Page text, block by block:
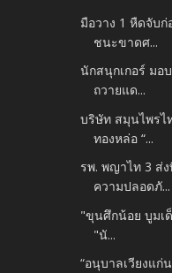
มือวาง 1 หืดจับ
ชนะขาดศ...
นักสนุกเกอร์ มอ
ถวายแด...
บริษัท สมุนไพรไ
ทองหล่อ “...
รพ. พญาไท 3 ส่
ความปลอดภั...
"ขุนศึกน้อย บูมเ
"นั...
“อนุบาลเวียงแก่